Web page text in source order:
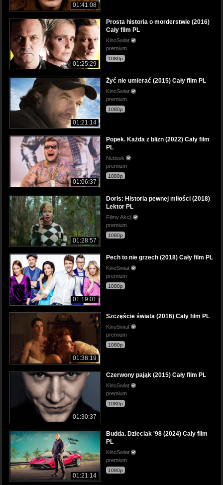
01:41:08
01:25:29
Prosta historia o morderstwie (2016)
Cały film PL
KinoSwiat
premium
1080p
01:21:14
Żyć nie umierać (2015) Cały film PL
KinoSwiat
premium
1080p
01:06:37
Popek. Każda z blizn (2022) Cały film
PL
Netlook
premium
1080p
01:28:57
Doris: Historia pewnej miłości (2018)
Lektor PL
Filmy Akcji
premium
1080p
01:19:01
Pech to nie grzech (2018) Cały film PL
KinoSwiat
premium
1080p
01:38:19
Szczęście świata (2016) Cały film PL
KinoSwiat
premium
1080p
01:30:37
Czerwony pająk (2015) Cały film PL
KinoSwiat
premium
1080p
01:21:14
Budda. Dzieciak '98 (2024) Cały film
PL
KinoSwiat
premium
1080p